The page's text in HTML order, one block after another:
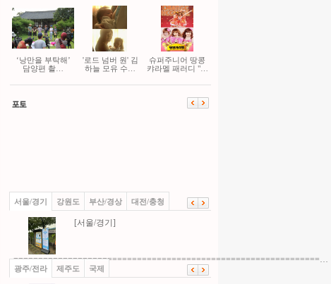
‘낭만을 부탁해’
담양편 촬…
'로드 넘버 원' 김
하늘 모유 수…
슈퍼주니어 땅콩
캬라멜 패러디 "…
서울/경기 강원도 부산/경상 대전/충청
[서울/경기]
==============================================================…
광주/전라 제주도 국제